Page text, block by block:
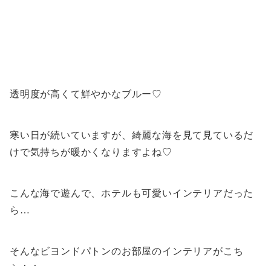
透明度が高くて鮮やかなブルー♡
寒い日が続いていますが、綺麗な海を見て見ているだ
けで気持ちが暖かくなりますよね♡
こんな海で遊んで、ホテルも可愛いインテリアだった
ら…
そんなビヨンドパトンのお部屋のインテリアがこち